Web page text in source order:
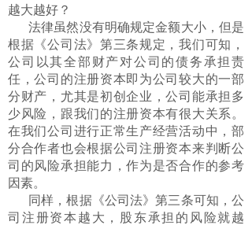
越大越好？
法律虽然没有明确规定金额大小，但是
根据《公司法》第三条规定，我们可知，
公司以其全部财产对公司的债务承担责
任，公司的注册资本即为公司较大的一部
分财产，尤其是初创企业，公司能承担多
少风险，跟我们的注册资本有很大关系。
在我们公司进行正常生产经营活动中，部
分合作者也会根据公司注册资本来判断公
司的风险承担能力，作为是否合作的参考
因素。
同样，根据《公司法》第三条可知，公
司注册资本越大，股东承担的风险就越